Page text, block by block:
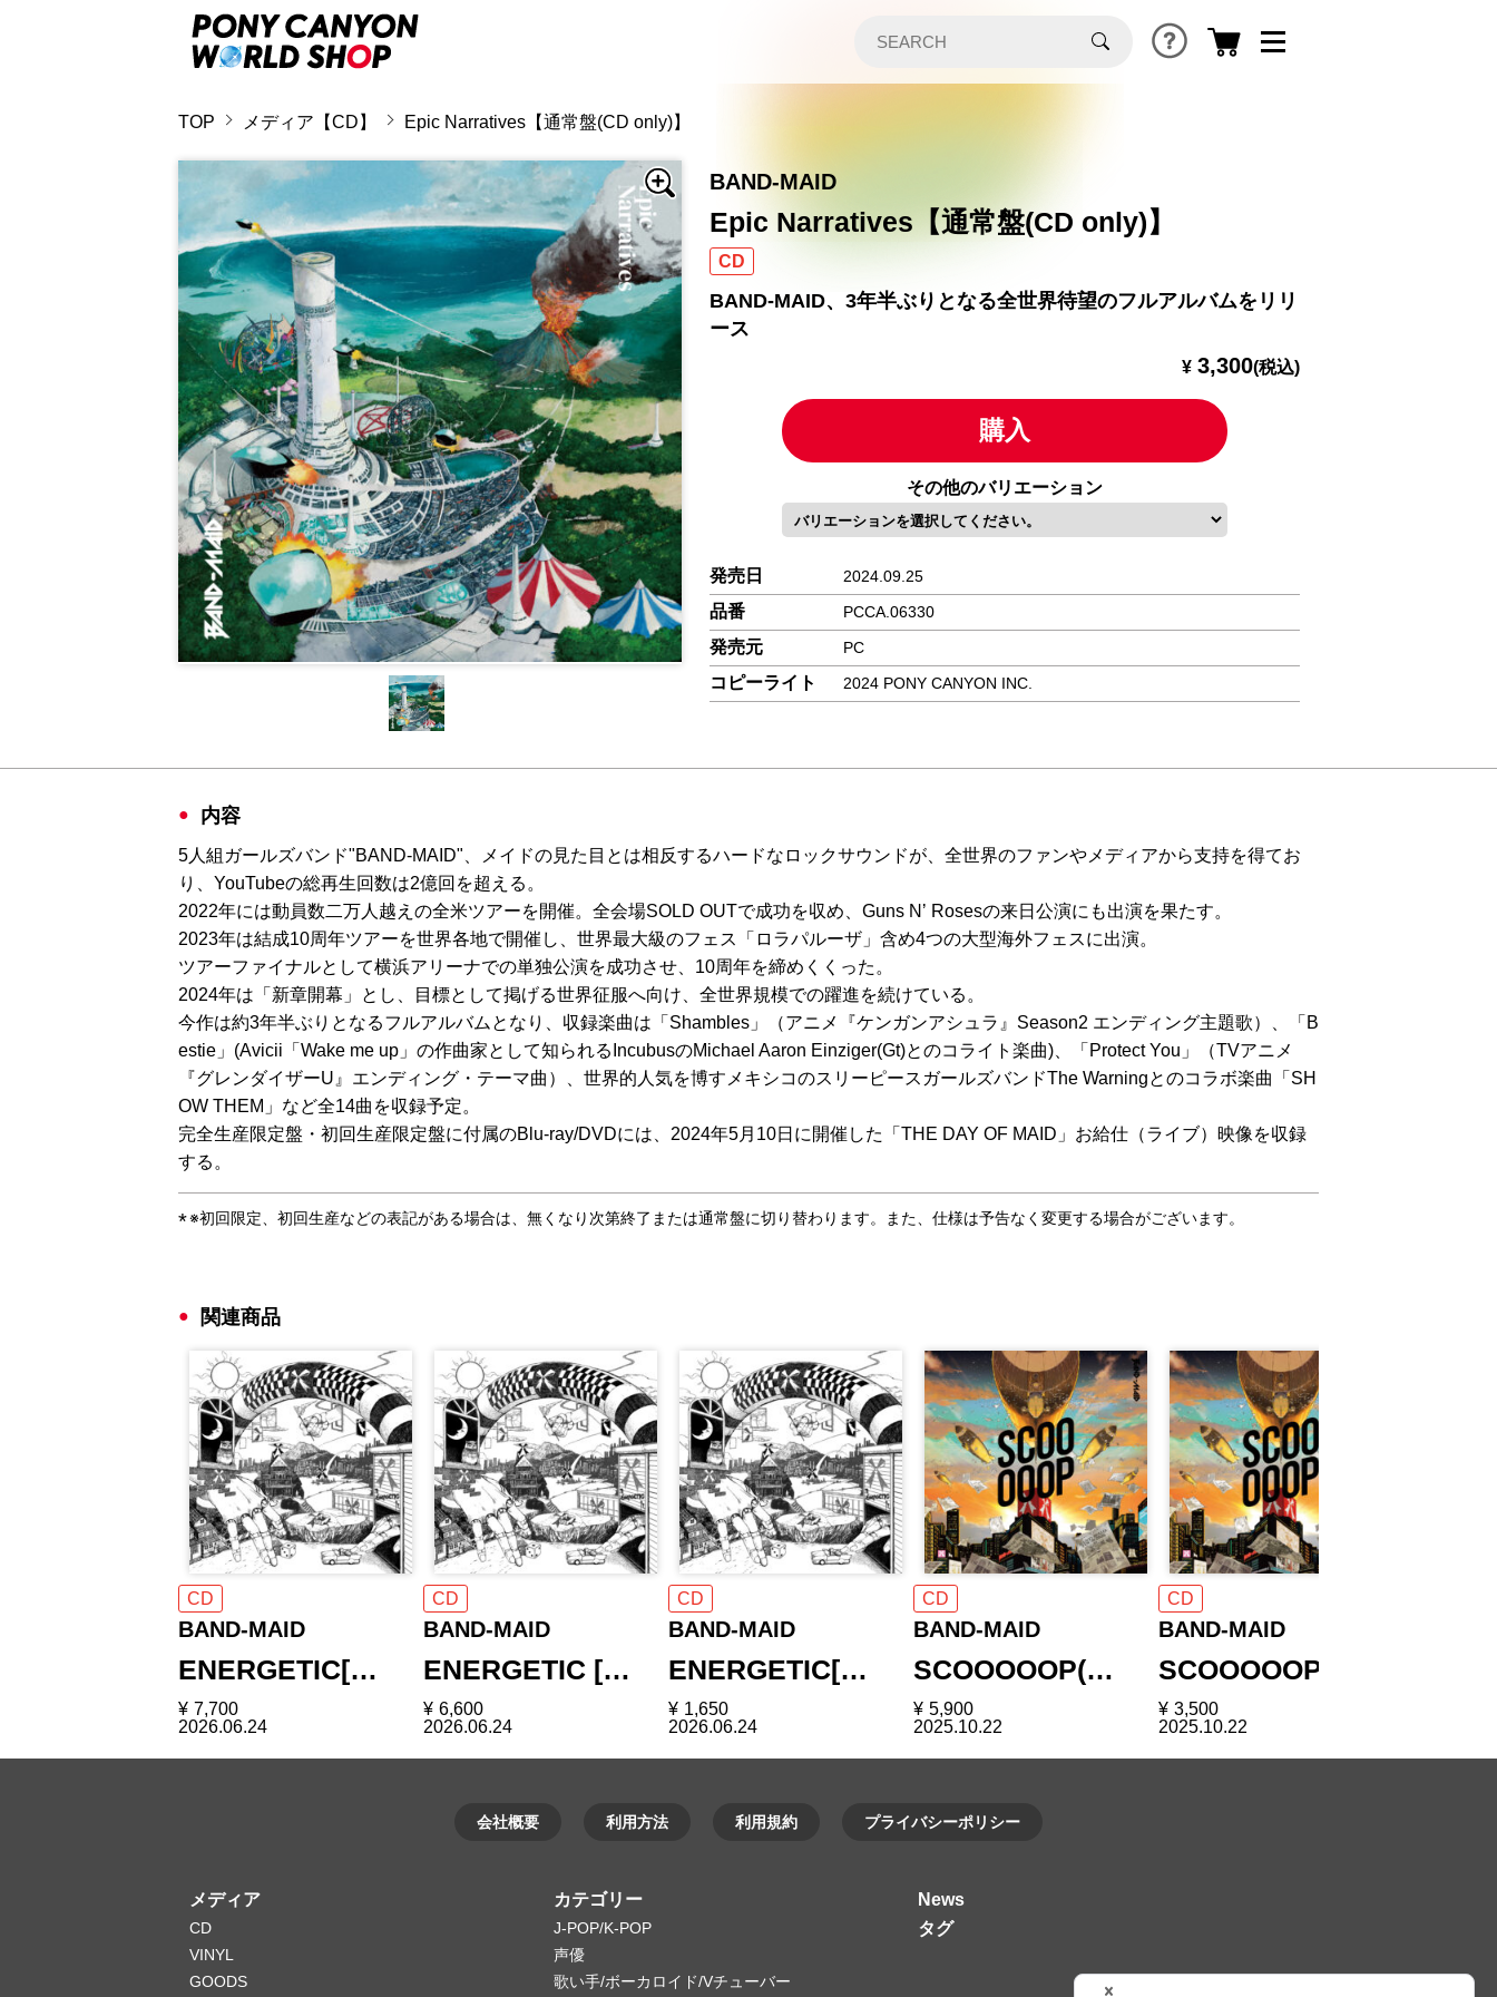
TOP メディア【CD】 Epic Narratives【通常盤(CD only)】
BAND-MAID
Epic Narratives【通常盤(CD only)】
CD
BAND-MAID、3年半ぶりとなる全世界待望のフルアルバムをリリ
ース
¥ 3,300(税込)
購入
その他のバリエーション
発売日 2024.09.25
品番 PCCA.06330
発売元 PC
コピーライト 2024 PONY CANYON INC.
内容
5人組ガールズバンド"BAND-MAID"、メイドの見た目とは相反するハードなロックサウンドが、全世界のファンやメディアから支持を得てお
り、YouTubeの総再生回数は2億回を超える。
2022年には動員数二万人越えの全米ツアーを開催。全会場SOLD OUTで成功を収め、Guns Nʼ Rosesの来日公演にも出演を果たす。
2023年は結成10周年ツアーを世界各地で開催し、世界最大級のフェス「ロラパルーザ」含め4つの大型海外フェスに出演。
ツアーファイナルとして横浜アリーナでの単独公演を成功させ、10周年を締めくくった。
2024年は「新章開幕」とし、目標として掲げる世界征服へ向け、全世界規模での躍進を続けている。
今作は約3年半ぶりとなるフルアルバムとなり、収録楽曲は「Shambles」（アニメ『ケンガンアシュラ』Season2 エンディング主題歌）、「B
estie」(Avicii「Wake me up」の作曲家として知られるIncubusのMichael Aaron Einziger(Gt)とのコライト楽曲)、「Protect You」（TVアニメ
『グレンダイザーU』エンディング・テーマ曲）、世界的人気を博すメキシコのスリーピースガールズバンドThe Warningとのコラボ楽曲「SH
OW THEM」など全14曲を収録予定。
完全生産限定盤・初回生産限定盤に付属のBlu-ray/DVDには、2024年5月10日に開催した「THE DAY OF MAID」お給仕（ライブ）映像を収録
する。
※初回限定、初回生産などの表記がある場合は、無くなり次第終了または通常盤に切り替わります。また、仕様は予告なく変更する場合がございます。
関連商品
CD
BAND-MAID
ENERGETIC[…
¥ 7,700
2026.06.24
CD
BAND-MAID
ENERGETIC […
¥ 6,600
2026.06.24
CD
BAND-MAID
ENERGETIC[…
¥ 1,650
2026.06.24
CD
BAND-MAID
SCOOOOOP(…
¥ 5,900
2025.10.22
CD
BAND-MAID
SCOOOOOP(…
¥ 3,500
2025.10.22
会社概要 利用方法 利用規約 プライバシーポリシー
メディア
CD
VINYL
GOODS
カテゴリー
J-POP/K-POP
声優
歌い手/ボーカロイド/Vチューバー
News
タグ